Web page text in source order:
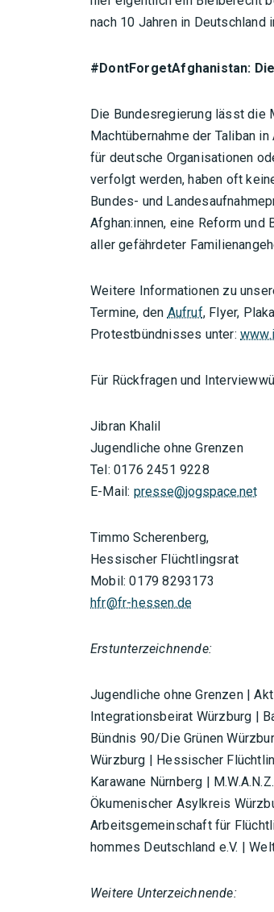
nach 10 Jahren in Deutschland
#DontForgetAfghanistan:
Die Bundesregierung lässt die
Machtübernahme der Taliban
für deutsche Organisationen
verfolgt werden, haben oft
Bundes- und
Afghan:innen, eine Reform
aller gefährdeter
Weitere Informationen zu
Termine, den Aufruf, Flyer,
Protestbündnisses unter:
Für Rückfragen und
Jibran Khalil
Jugendliche ohne Grenzen
Tel: 0176 2451 9228
E-Mail: presse@jogspace.net
Timmo Scherenberg,
Hessischer Flüchtlingsrat
Mobil: 0179 8293173
hfr@fr-hessen.de
Erstunterzeichnende:
Jugendliche ohne Grenzen |
Integrationsbeirat Würzburg |
Bündnis 90/Die Grünen
Würzburg | Hessischer
Karawane Nürnberg |
Ökumenischer Asylkreis
Arbeitsgemeinschaft für
hommes Deutschland e.V. |
Weitere Unterzeichnende: